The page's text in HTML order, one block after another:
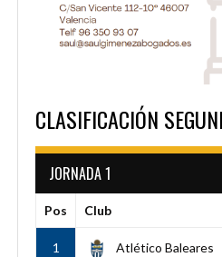
CLASIFICACIÓN
JORNADA 1
Pos Club
1 Atlético Baleares